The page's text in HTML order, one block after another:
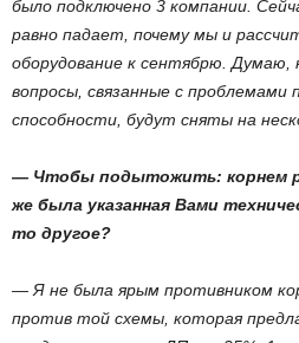
было подключено 3 компании.
равно падает, почему мы и
оборудование к сентябрю.
вопросы, связанные с проблемами
способности, будут сняты на
— Чтобы подытожить: корнем
же была указанная Вами
то другое?
— Я не была ярым противником
против той схемы, которая